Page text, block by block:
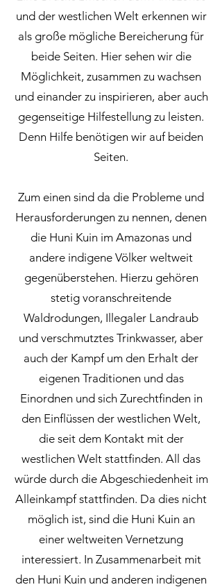
und der westlichen Welt erkennen wir
als große mögliche Bereicherung für
beide Seiten. Hier sehen wir die
Möglichkeit, zusammen zu wachsen
und einander zu inspirieren, aber auch
gegenseitige Hilfestellung zu leisten.
Denn Hilfe benötigen wir auf beiden
Seiten.
Zum einen sind da die Probleme und
Herausforderungen zu nennen, denen
die Huni Kuin im Amazonas und
andere indigene Völker weltweit
gegenüberstehen. Hierzu gehören
stetig voranschreitende
Waldrodungen, Illegaler Landraub
und verschmutztes Trinkwasser, aber
auch der Kampf um den Erhalt der
eigenen Traditionen und das
Einordnen und sich Zurechtfinden in
den Einflüssen der westlichen Welt,
die seit dem Kontakt mit der
westlichen Welt stattfinden. All das
würde durch die Abgeschiedenheit im
Alleinkampf stattfinden. Da dies nicht
möglich ist, sind die Huni Kuin an
einer weltweiten Vernetzung
interessiert. In Zusammenarbeit mit
den Huni Kuin und anderen indigenen